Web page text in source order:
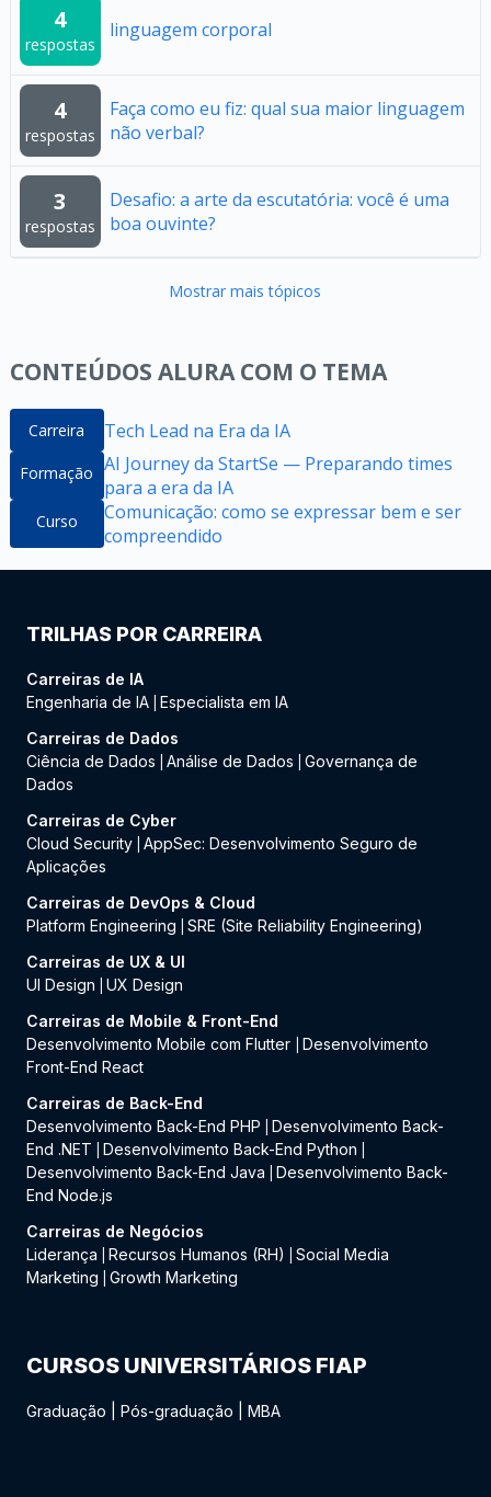
4
respostas
linguagem corporal
4
respostas
Faça como eu fiz: qual sua maior linguagem
não verbal?
3
respostas
Desafio: a arte da escutatória: você é uma
boa ouvinte?
Mostrar mais tópicos
CONTEÚDOS ALURA COM O TEMA
Carreira Tech Lead na Era da IA
Formação AI Journey da StartSe — Preparando times
para a era da IA
Curso
Comunicação: como se expressar bem e ser
compreendido
TRILHAS POR CARREIRA
Carreiras de IA
Engenharia de IA Especialista em IA
Carreiras de Dados
Ciência de Dados
Análise de Dados
Governança de
Dados
Carreiras de Cyber
Cloud Security AppSec: Desenvolvimento Seguro de
Aplicações
Carreiras de DevOps & Cloud
Platform Engineering
SRE (Site Reliability Engineering)
Carreiras de UX & UI
UI Design
UX Design
Carreiras de Mobile & Front-End
Desenvolvimento Mobile com Flutter
Desenvolvimento
Front-End React
Carreiras de Back-End
Desenvolvimento Back-End PHP
Desenvolvimento Back-
End .NET
Desenvolvimento Back-End Python
Desenvolvimento Back-End Java
Desenvolvimento Back-
End Node.js
Carreiras de Negócios
Liderança
Recursos Humanos (RH)
Social Media
Marketing
Growth Marketing
CURSOS UNIVERSITÁRIOS FIAP
Graduação Pós-graduação MBA